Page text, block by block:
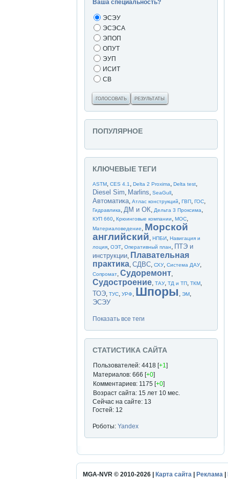
Ваша специальность?
ЭСЭУ
ЭСЭСА
ЭПОП
ОПУТ
ЭУП
ИСИТ
СВ
ГОЛОСОВАТЬ РЕЗУЛЬТАТЫ
ПОПУЛЯРНОЕ
КЛЮЧЕВЫЕ ТЕГИ
ASTM, CES 4.1, Delta 2 Proxima, Delta test,
Diesel Sim, Marlins, SeaGull,
Автоматика, Атлас конструкций, ГВП, ГОС,
Гидравлика, ДМ и ОК, Дельта 3 Проксима,
КУП 660, Крюинговые компании, МОС,
Материаловедение, Морской
английский, НПБИ, Навигация и
лоция, ОЭТ, Оперативный план, ПТЭ и
инструкции, Плавательная
практика, СДВС, СХУ, Система ДАУ,
Сопромат, Судоремонт,
Судостроение, ТАУ, ТД и ТП, ТКМ,
ТОЭ, ТУС, УРФ, Шпоры , ЭМ,
ЭСЭУ
Показать все теги
СТАТИСТИКА САЙТА
Пользователей: 4418 [+1]
Материалов: 666 [+0]
Комментариев: 1175 [+0]
Возраст сайта: 15 лет 10 мес.
Сейчас на сайте: 13
Гостей: 12
Роботы: Yandex
MGA-NVR © 2010-2026 | Карта сайта Реклама